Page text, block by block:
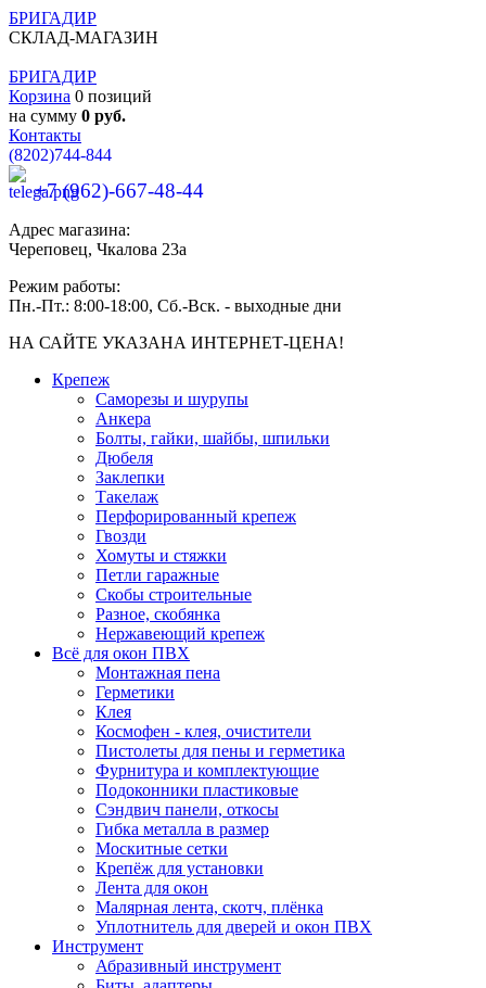
БРИГАДИР
СКЛАД-МАГАЗИН
БРИГАДИР
Корзина 0 позиций
на сумму 0 руб.
Контакты
(8202)744-844
+7 (962)-667-48-44
Адрес магазина:
Череповец, Чкалова 23а
Режим работы:
Пн.-Пт.: 8:00-18:00, Сб.-Вск. - выходные дни
НА САЙТЕ УКАЗАНА ИНТЕРНЕТ-ЦЕНА!
Крепеж
Саморезы и шурупы
Анкера
Болты, гайки, шайбы, шпильки
Дюбеля
Заклепки
Такелаж
Перфорированный крепеж
Гвозди
Хомуты и стяжки
Петли гаражные
Скобы строительные
Разное, скобянка
Нержавеющий крепеж
Всё для окон ПВХ
Монтажная пена
Герметики
Клея
Космофен - клея, очистители
Пистолеты для пены и герметика
Фурнитура и комплектующие
Подоконники пластиковые
Сэндвич панели, откосы
Гибка металла в размер
Москитные сетки
Крепёж для установки
Лента для окон
Малярная лента, скотч, плёнка
Уплотнитель для дверей и окон ПВХ
Инструмент
Абразивный инструмент